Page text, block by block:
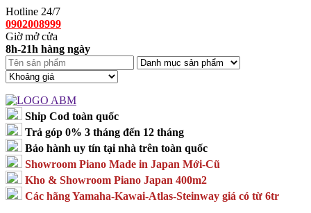
Hotline 24/7
0902008999
Giờ mở cửa
8h-21h hàng ngày
Ship Cod toàn quốc
Trả góp 0% 3 tháng đến 12 tháng
Bảo hành uy tín tại nhà trên toàn quốc
Showroom Piano Made in Japan Mới-Cũ
Kho & Showroom Piano Japan 400m2
Các hãng Yamaha-Kawai-Atlas-Steinway giá có từ 6tr